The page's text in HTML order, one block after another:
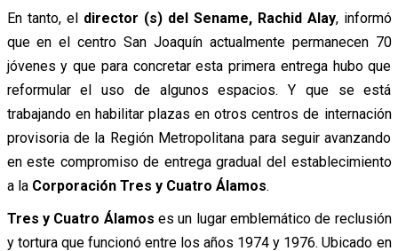
En tanto, el director (s) del Sename, Rachid Alay, informó
que en el centro San Joaquín actualmente permanecen 70
jóvenes y que para concretar esta primera entrega hubo que
reformular el uso de algunos espacios. Y que se está
trabajando en habilitar plazas en otros centros de internación
provisoria de la Región Metropolitana para seguir avanzando
en este compromiso de entrega gradual del establecimiento
a la Corporación Tres y Cuatro Álamos.
Tres y Cuatro Álamos es un lugar emblemático de reclusión
y tortura que funcionó entre los años 1974 y 1976. Ubicado en